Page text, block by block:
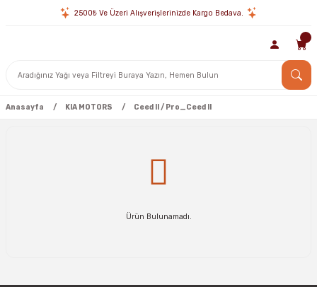
2500₺ Ve Üzeri Alışverişlerinizde Kargo Bedava.
Anasayfa KIA MOTORS Ceed II / Pro_Ceed II
Ürün Bulunamadı.